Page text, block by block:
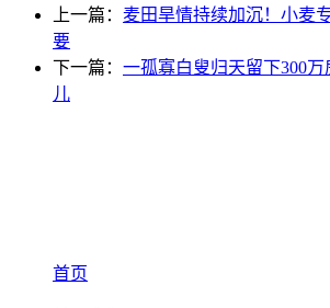
上一篇： 麦田旱情持续加沉！小麦
要
下一篇： 一孤寡白叟归天留下300
儿
首页